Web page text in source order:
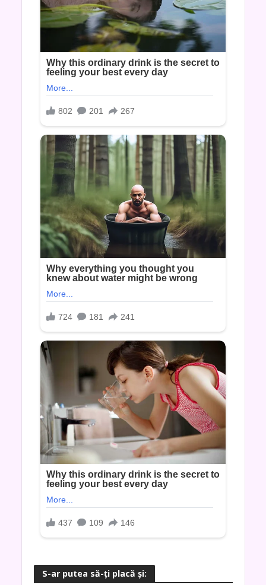
S-ar putea să-ţi placă şi: